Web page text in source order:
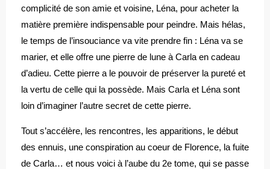
complicité de son amie et voisine, Léna, pour acheter la
matière première indispensable pour peindre. Mais hélas,
le temps de l’insouciance va vite prendre fin : Léna va se
marier, et elle offre une pierre de lune à Carla en cadeau
d’adieu. Cette pierre a le pouvoir de préserver la pureté et
la vertu de celle qui la possède. Mais Carla et Léna sont
loin d’imaginer l’autre secret de cette pierre.
Tout s’accélère, les rencontres, les apparitions, le début
des ennuis, une conspiration au coeur de Florence, la fuite
de Carla… et nous voici à l’aube du 2e tome, qui se passe